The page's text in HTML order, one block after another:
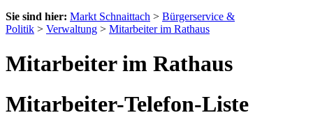
Sie sind hier: Markt Schnaittach > Bürgerservice &
Politik > Verwaltung > Mitarbeiter im Rathaus
Mitarbeiter im Rathaus
Mitarbeiter-Telefon-Liste